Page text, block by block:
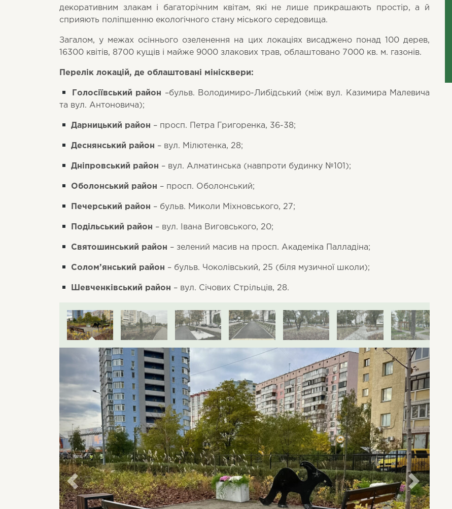
декоративним злакам і багаторічним квітам, які не лише прикрашають простір, а й
сприяють поліпшенню екологічного стану міського середовища.
Загалом, у межах осіннього озеленення на цих локаціях висаджено понад 100 дерев,
16300 квітів, 8700 кущів і майже 9000 злакових трав, облаштовано 7000 кв. м. газонів.
Перелік локацій, де облаштовані мінісквери:
Голосіївський район –бульв. Володимиро-Либідський (між вул. Казимира Малевича
та вул. Антоновича);
Дарницький район – просп. Петра Григоренка, 36-38;
Деснянський район – вул. Мілютенка, 28;
Дніпровський район – вул. Алматинська (навпроти будинку №101);
Оболонський район – просп. Оболонський;
Печерський район – бульв. Миколи Міхновського, 27;
Подільський район – вул. Івана Виговського, 20;
Святошинський район – зелений масив на просп. Академіка Палладіна;
Солом’янський район – бульв. Чоколівський, 25 (біля музичної школи);
Шевченківський район – вул. Січових Стрільців, 28.